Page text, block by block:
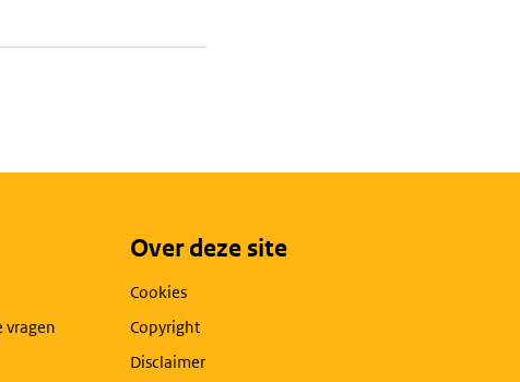
vragen
Over deze site
Cookies
Copyright
Disclaimer